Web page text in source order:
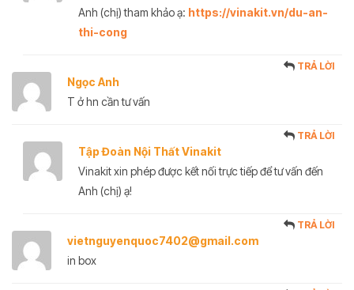
Anh (chị) tham khảo ạ: https://vinakit.vn/du-an-
thi-cong
Ngọc Anh
TRẢ LỜI
T ở hn cần tư vấn
Tập Đoàn Nội Thất Vinakit
TRẢ LỜI
Vinakit xin phép được kết nối trực tiếp để tư vấn đến
Anh (chị) ạ!
vietnguyenquoc7402@gmail.com
TRẢ LỜI
in box